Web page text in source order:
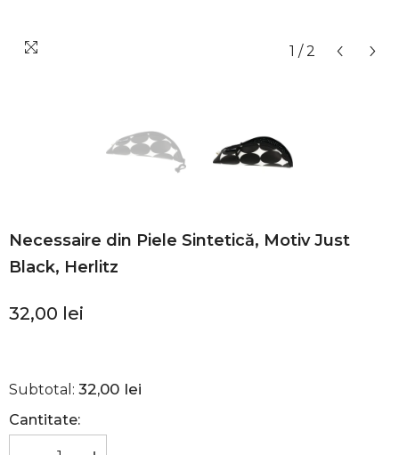
1 / 2
Necessaire din Piele Sintetică, Motiv Just
Black, Herlitz
32,00 lei
Subtotal: 32,00 lei
Cantitate: